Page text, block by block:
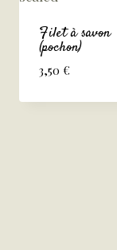
Filet à savon
(pochon)
3,50 €